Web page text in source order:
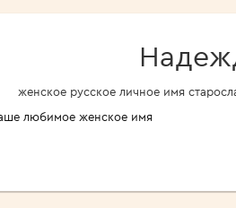
женское русское личное имя
любимое женское имя